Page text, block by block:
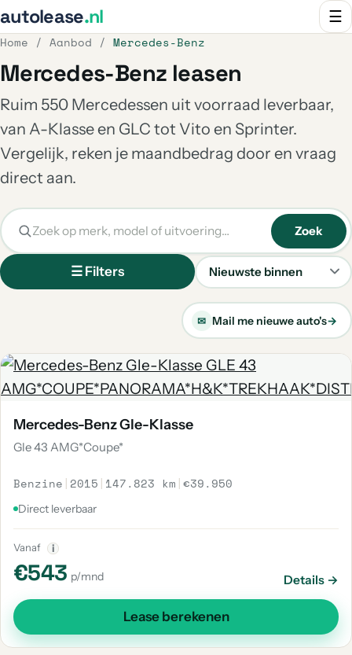
autolease.nl ☰
Home / Aanbod / Mercedes-Benz
Mercedes-Benz leasen
Ruim 550 Mercedessen uit voorraad leverbaar,
van A-Klasse en GLC tot Vito en Sprinter.
Vergelijk, reken je maandbedrag door en vraag
direct aan.
☰ Filters
Sorteren
Zoek
✉ Mail me nieuwe auto's→
Mercedes-Benz Gle-Klasse
Gle 43 AMG*Coupe*
Benzine | 2015 | 147.823 km |€39.950
Direct leverbaar
Vanaf i
€543 p/mnd Details →
Lease berekenen